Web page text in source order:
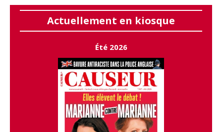
Actuellement en kiosque
Été 2026